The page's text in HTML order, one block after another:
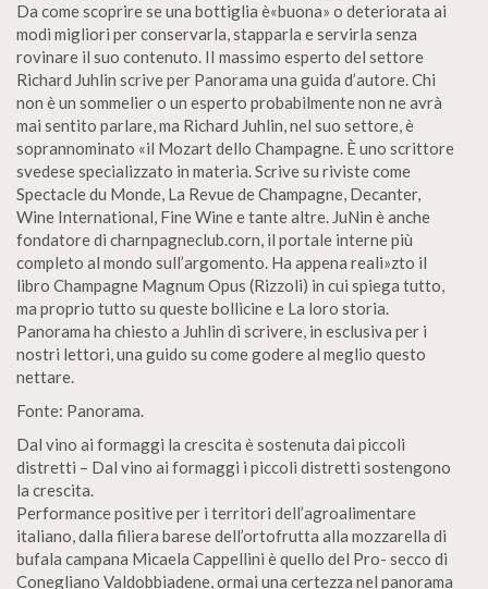
Da come scoprire se una bottiglia è«buona» o deteriorata ai
modi migliori per conservarla, stapparla e servirla senza
rovinare il suo contenuto. II massimo esperto del settore
Richard Juhlin scrive per Panorama una guida d’autore. Chi
non è un sommelier o un esperto probabilmente non ne avrà
mai sentito parlare, ma Richard Juhlin, nel suo settore, è
soprannominato «il Mozart dello Champagne. È uno scrittore
svedese specializzato in materia. Scrive su riviste come
Spectacle du Monde, La Revue de Champagne, Decanter,
Wine International, Fine Wine e tante altre. JuNin è anche
fondatore di charnpagneclub.corn, il portale interne più
completo al mondo sull’argomento. Ha appena reali»zto il
libro Champagne Magnum Opus (Rizzoli) in cui spiega tutto,
ma proprio tutto su queste bollicine e La loro storia.
Panorama ha chiesto a Juhlin di scrivere, in esclusiva per i
nostri lettori, una guido su come godere al meglio questo
nettare.
Fonte: Panorama.
Dal vino ai formaggi la crescita è sostenuta dai piccoli
distretti – Dal vino ai formaggi i piccoli distretti sostengono
la crescita.
Performance positive per i territori dell’agroalimentare
italiano, dalla filiera barese dell’ortofrutta alla mozzarella di
bufala campana Micaela Cappellini è quello del Pro- secco di
Conegliano Valdobbiadene, ormai una certezza nel panorama